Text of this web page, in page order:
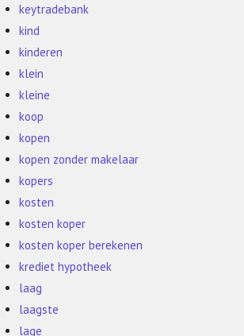
keytradebank
kind
kinderen
klein
kleine
koop
kopen
kopen zonder makelaar
kopers
kosten
kosten koper
kosten koper berekenen
krediet hypotheek
laag
laagste
lage